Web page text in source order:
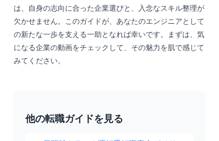
は、自身の志向に合った企業選びと、入念なスキル整理が
欠かせません。このガイドが、あなたのエンジニアとして
の新たな一歩を支える一助となれば幸いです。まずは、気
になる企業の動画をチェックして、その魅力を肌で感じて
みてください。
他の転職ガイドを見る